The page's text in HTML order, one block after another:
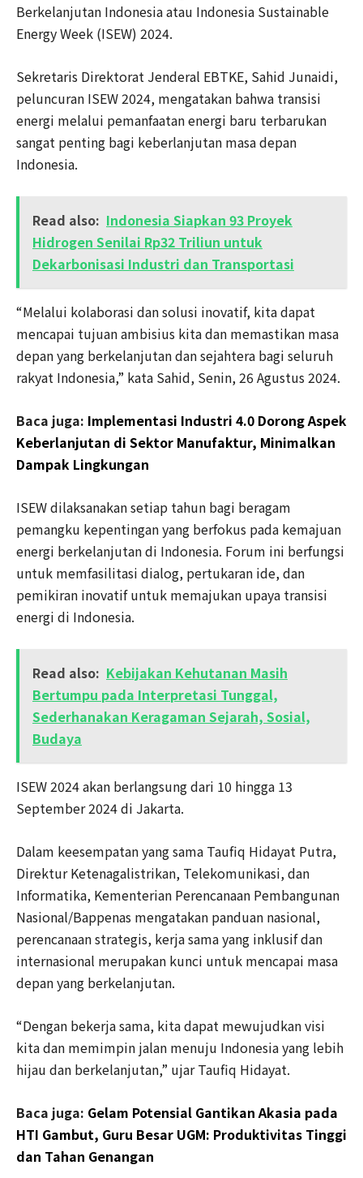
Berkelanjutan Indonesia atau Indonesia Sustainable
Energy Week (ISEW) 2024.
Sekretaris Direktorat Jenderal EBTKE, Sahid Junaidi,
peluncuran ISEW 2024, mengatakan bahwa transisi
energi melalui pemanfaatan energi baru terbarukan
sangat penting bagi keberlanjutan masa depan
Indonesia.
Read also: Indonesia Siapkan 93 Proyek
Hidrogen Senilai Rp32 Triliun untuk
Dekarbonisasi Industri dan Transportasi
“Melalui kolaborasi dan solusi inovatif, kita dapat
mencapai tujuan ambisius kita dan memastikan masa
depan yang berkelanjutan dan sejahtera bagi seluruh
rakyat Indonesia,” kata Sahid, Senin, 26 Agustus 2024.
Baca juga: Implementasi Industri 4.0 Dorong Aspek
Keberlanjutan di Sektor Manufaktur, Minimalkan
Dampak Lingkungan
ISEW dilaksanakan setiap tahun bagi beragam
pemangku kepentingan yang berfokus pada kemajuan
energi berkelanjutan di Indonesia. Forum ini berfungsi
untuk memfasilitasi dialog, pertukaran ide, dan
pemikiran inovatif untuk memajukan upaya transisi
energi di Indonesia.
Read also: Kebijakan Kehutanan Masih
Bertumpu pada Interpretasi Tunggal,
Sederhanakan Keragaman Sejarah, Sosial,
Budaya
ISEW 2024 akan berlangsung dari 10 hingga 13
September 2024 di Jakarta.
Dalam keesempatan yang sama Taufiq Hidayat Putra,
Direktur Ketenagalistrikan, Telekomunikasi, dan
Informatika, Kementerian Perencanaan Pembangunan
Nasional/Bappenas mengatakan panduan nasional,
perencanaan strategis, kerja sama yang inklusif dan
internasional merupakan kunci untuk mencapai masa
depan yang berkelanjutan.
“Dengan bekerja sama, kita dapat mewujudkan visi
kita dan memimpin jalan menuju Indonesia yang lebih
hijau dan berkelanjutan,” ujar Taufiq Hidayat.
Baca juga: Gelam Potensial Gantikan Akasia pada
HTI Gambut, Guru Besar UGM: Produktivitas Tinggi
dan Tahan Genangan